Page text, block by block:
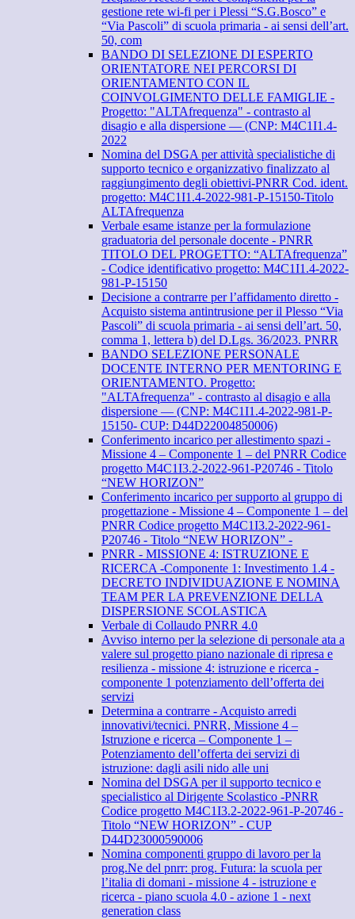
gestione rete wi-fi per i Plessi “S.G.Bosco” e
“Via Pascoli” di scuola primaria - ai sensi dell’art.
50, com
BANDO DI SELEZIONE DI ESPERTO
ORIENTATORE NEI PERCORSI DI
ORIENTAMENTO CON IL
COINVOLGIMENTO DELLE FAMIGLIE -
Progetto: "ALTAfrequenza" - contrasto al
disagio e alla dispersione — (CNP: M4C1I1.4-
2022
Nomina del DSGA per attività specialistiche di
supporto tecnico e organizzativo finalizzato al
raggiungimento degli obiettivi-PNRR Cod. ident.
progetto: M4C1I1.4-2022-981-P-15150-Titolo
ALTAfrequenza
Verbale esame istanze per la formulazione
graduatoria del personale docente - PNRR
TITOLO DEL PROGETTO: “ALTAfrequenza”
- Codice identificativo progetto: M4C1I1.4-2022-
981-P-15150
Decisione a contrarre per l’affidamento diretto -
Acquisto sistema antintrusione per il Plesso “Via
Pascoli” di scuola primaria - ai sensi dell’art. 50,
comma 1, lettera b) del D.Lgs. 36/2023. PNRR
BANDO SELEZIONE PERSONALE
DOCENTE INTERNO PER MENTORING E
ORIENTAMENTO. Progetto:
"ALTAfrequenza" - contrasto al disagio e alla
dispersione — (CNP: M4C1I1.4-2022-981-P-
15150- CUP: D44D22004850006)
Conferimento incarico per allestimento spazi -
Missione 4 – Componente 1 – del PNRR Codice
progetto M4C1I3.2-2022-961-P20746 - Titolo
“NEW HORIZON”
Conferimento incarico per supporto al gruppo di
progettazione - Missione 4 – Componente 1 – del
PNRR Codice progetto M4C1I3.2-2022-961-
P20746 - Titolo “NEW HORIZON” -
PNRR - MISSIONE 4: ISTRUZIONE E
RICERCA -Componente 1: Investimento 1.4 -
DECRETO INDIVIDUAZIONE E NOMINA
TEAM PER LA PREVENZIONE DELLA
DISPERSIONE SCOLASTICA
Verbale di Collaudo PNRR 4.0
Avviso interno per la selezione di personale ata a
valere sul progetto piano nazionale di ripresa e
resilienza - missione 4: istruzione e ricerca -
componente 1 potenziamento dell’offerta dei
servizi
Determina a contrarre - Acquisto arredi
innovativi/tecnici. PNRR, Missione 4 –
Istruzione e ricerca – Componente 1 –
Potenziamento dell’offerta dei servizi di
istruzione: dagli asili nido alle uni
Nomina del DSGA per il supporto tecnico e
specialistico al Dirigente Scolastico -PNRR
Codice progetto M4C1I3.2-2022-961-P-20746 -
Titolo “NEW HORIZON” - CUP
D44D23000590006
Nomina componenti gruppo di lavoro per la
prog.Ne del pnrr: prog. Futura: la scuola per
l’italia di domani - missione 4 - istruzione e
ricerca - piano scuola 4.0 - azione 1 - next
generation class